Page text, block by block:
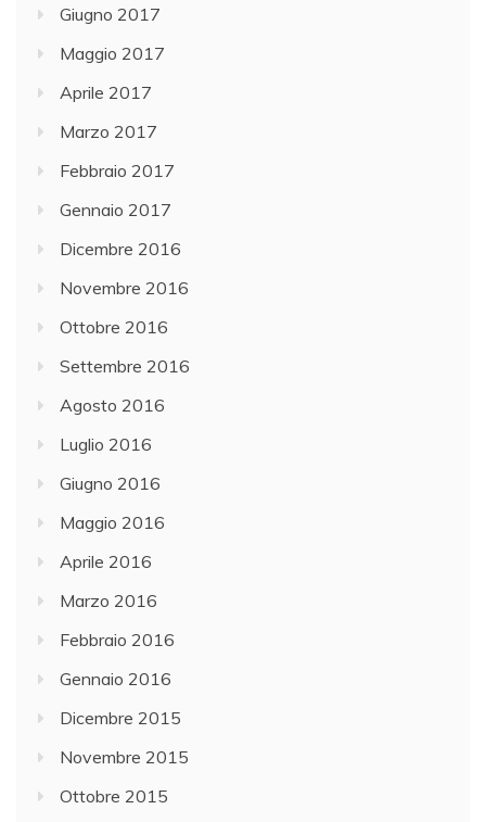
Giugno 2017
Maggio 2017
Aprile 2017
Marzo 2017
Febbraio 2017
Gennaio 2017
Dicembre 2016
Novembre 2016
Ottobre 2016
Settembre 2016
Agosto 2016
Luglio 2016
Giugno 2016
Maggio 2016
Aprile 2016
Marzo 2016
Febbraio 2016
Gennaio 2016
Dicembre 2015
Novembre 2015
Ottobre 2015